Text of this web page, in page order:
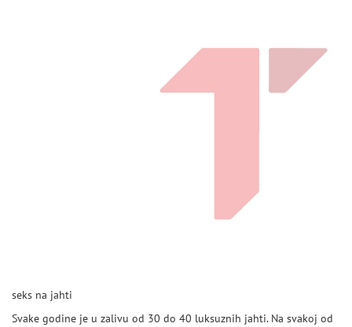
seks na jahti
Svake godine je u zalivu od 30 do 40 luksuznih jahti. Na svakoj od